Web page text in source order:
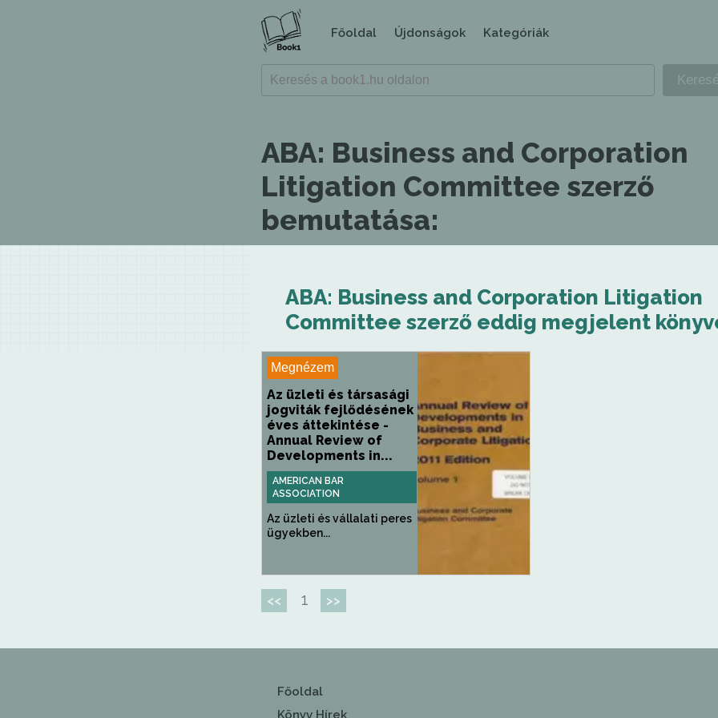
Főoldal Újdonságok Kategóriák
ABA: Business and Corporation
Litigation Committee szerző
bemutatása:
ABA: Business and Corporation Litigation
Committee szerző eddig megjelent
Megnézem
Az üzleti és társasági
jogviták fejlődésének
éves áttekintése -
Annual Review of
Developments in...
AMERICAN BAR
ASSOCIATION
Az üzleti és vállalati peres
ügyekben...
<< 1 >>
Főoldal
Könyv Hírek